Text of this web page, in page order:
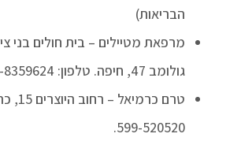
הבריאות)
מרפאת מטיילים – בית חולים בני
גולומב 47, חיפה. טלפון: 04-8359624.
599-520520.